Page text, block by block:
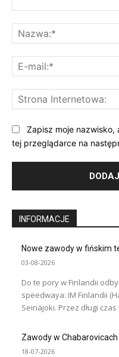
Zapisz moje nazwisko,
tej przeglądarce na
INFORMACJE
Nowe zawody w fińskim
03-08-2026
Do te pory w Finlandii
speedwaya: IM Finlandii
Seinäjoki. Przez długi czas
Zawody w
18-07-2026